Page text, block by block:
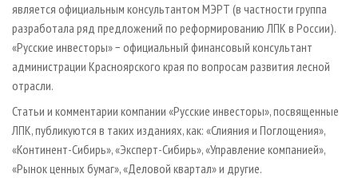
является официальным консультантом МЭРТ (в частности группа
разработала ряд предложений по реформированию ЛПК в России).
«Русские инвесторы» − официальный финансовый консультант
администрации Красноярского края по вопросам развития лесной
отрасли.
Статьи и комментарии компании «Русские инвесторы», посвященные
ЛПК, публикуются в таких изданиях, как: «Слияния и Поглощения»,
«Континент-Сибирь», «Эксперт-Сибирь», «Управление компанией»,
«Рынок ценных бумаг», «Деловой квартал» и другие.